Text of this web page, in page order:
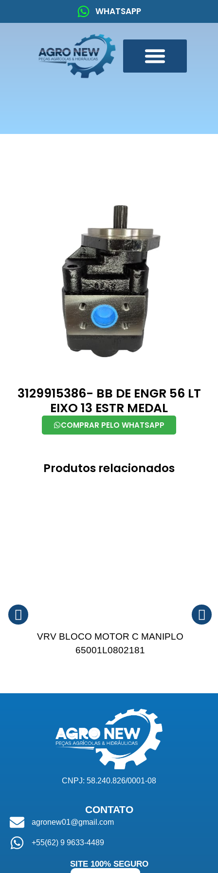
WHATSAPP
3129915386- BB DE ENGR 56 LT
EIXO 13 ESTR MEDAL
COMPRAR PELO WHATSAPP
Produtos relacionados
VRV BLOCO MOTOR C MANIPLO
65001L0802181
CNPJ: 58.240.826/0001-08
CONTATO
agronew01@gmail.com
+55(62) 9 9633-4489
SITE 100% SEGURO